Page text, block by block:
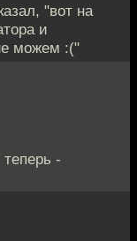
"вот на
и
можем :("
-